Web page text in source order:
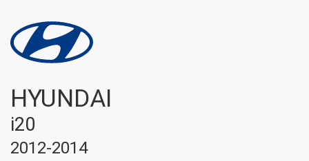
HYUNDAI
i20
2012-2014